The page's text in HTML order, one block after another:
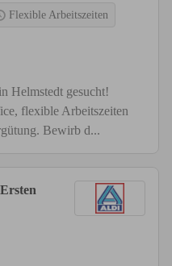
Flexible Arbeitszeiten
Helmstedt gesucht!
flexible Arbeitszeiten
Bewirb d...